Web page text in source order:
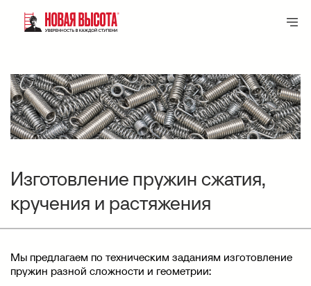
Изготовление пружин сжатия,
кручения и растяжения
Мы предлагаем по техническим заданиям изготовление
пружин разной сложности и геометрии: